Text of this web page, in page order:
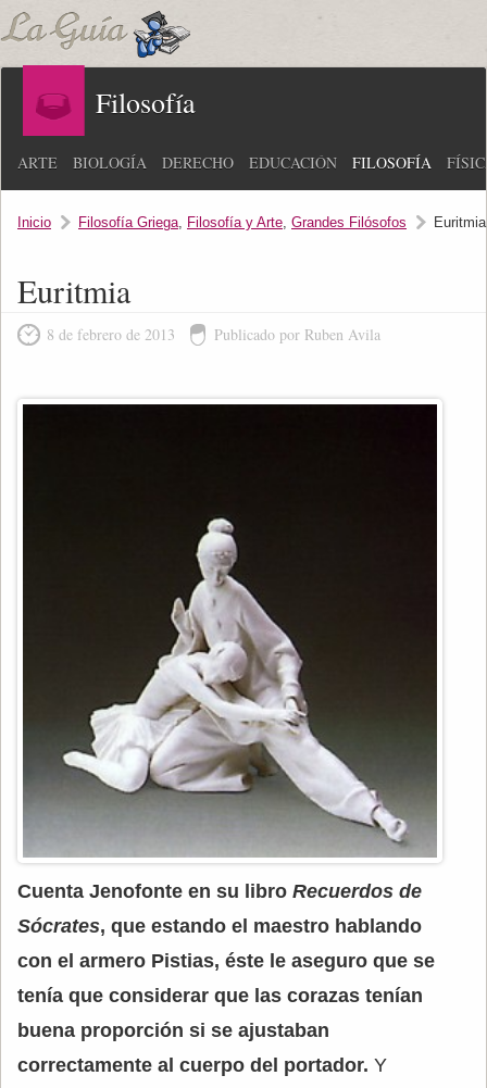
Filosofía
ARTE BIOLOGÍA DERECHO EDUCACIÓN FILOSOFÍA
Inicio Filosofía Griega, Filosofía y Arte, Grandes Filósofos Euritmia
Euritmia
8 de febrero de 2013 Publicado por Ruben Avila
Cuenta Jenofonte en su libro Recuerdos de
Sócrates, que estando el maestro hablando
con el armero Pistias, éste le aseguro que se
tenía que considerar que las corazas tenían
buena proporción si se ajustaban
correctamente al cuerpo del portador. Y